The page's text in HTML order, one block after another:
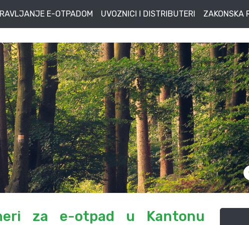
E-OTPADOM UVOZNICI I DISTRIBUTERI ZAKONSKA
za e-otpad u Kantonu